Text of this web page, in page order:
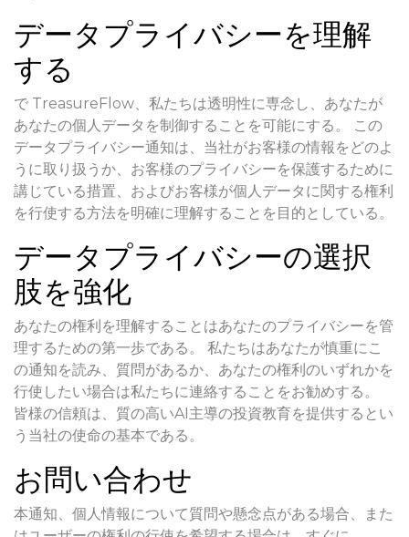
データプライバシーを理解
する
で TreasureFlow、私たちは透明性に専念し、あなたが
あなたの個人データを制御することを可能にする。 この
データプライバシー通知は、当社がお客様の情報をどのよ
うに取り扱うか、お客様のプライバシーを保護するために
講じている措置、およびお客様が個人データに関する権利
を行使する方法を明確に理解することを目的としている。
データプライバシーの選択
肢を強化
あなたの権利を理解することはあなたのプライバシーを管
理するための第一歩である。 私たちはあなたが慎重にこ
の通知を読み、質問があるか、あなたの権利のいずれかを
行使したい場合は私たちに連絡することをお勧めする。
皆様の信頼は、質の高いAI主導の投資教育を提供するとい
う当社の使命の基本である。
お問い合わせ
本通知、個人情報について質問や懸念点がある場合、また